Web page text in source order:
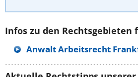
Infos zu den Rechtsgebieten
Anwalt Arbeitsrecht